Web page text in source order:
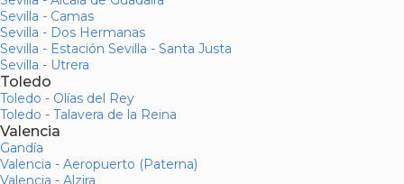
Sevilla - Camas
Sevilla - Dos Hermanas
Sevilla - Estación Sevilla - Santa Justa
Sevilla - Utrera
Toledo
Toledo - Olías del Rey
Toledo - Talavera de la Reina
Valencia
Gandía
Valencia - Aeropuerto (Paterna)
Valencia - Alzira